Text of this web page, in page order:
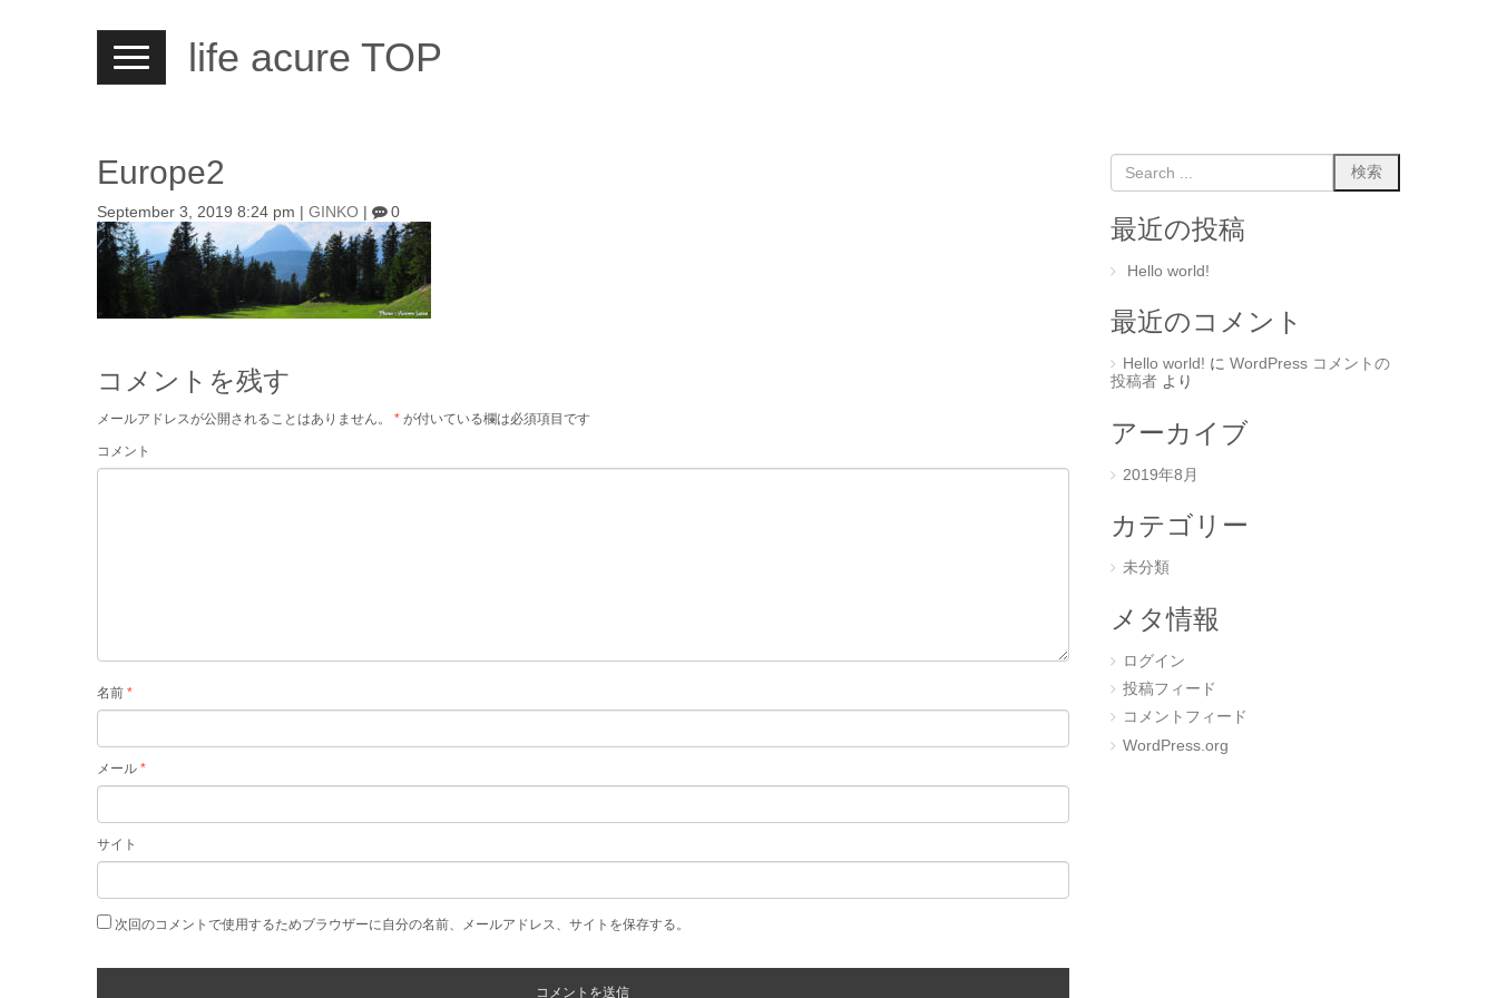
N
a
v
i
n
life acure TOP
Europe2
September 3, 2019 8:24 pm GINKO 0
コメントを残す
メールアドレスが公開されることはありません。 * が付いている欄は必須項目です
コメント
名前 *
メール *
サイト
次回のコメントで使用するためブラウザーに自分の名前、メールアドレス、サイトを保存する。
最近の投稿
Hello world!
最近のコメント
Hello world! に WordPress コメントの
投稿者より
アーカイブ
2019年8月
カテゴリー
未分類
メタ情報
ログイン
投稿フィード
コメントフィード
WordPress.org